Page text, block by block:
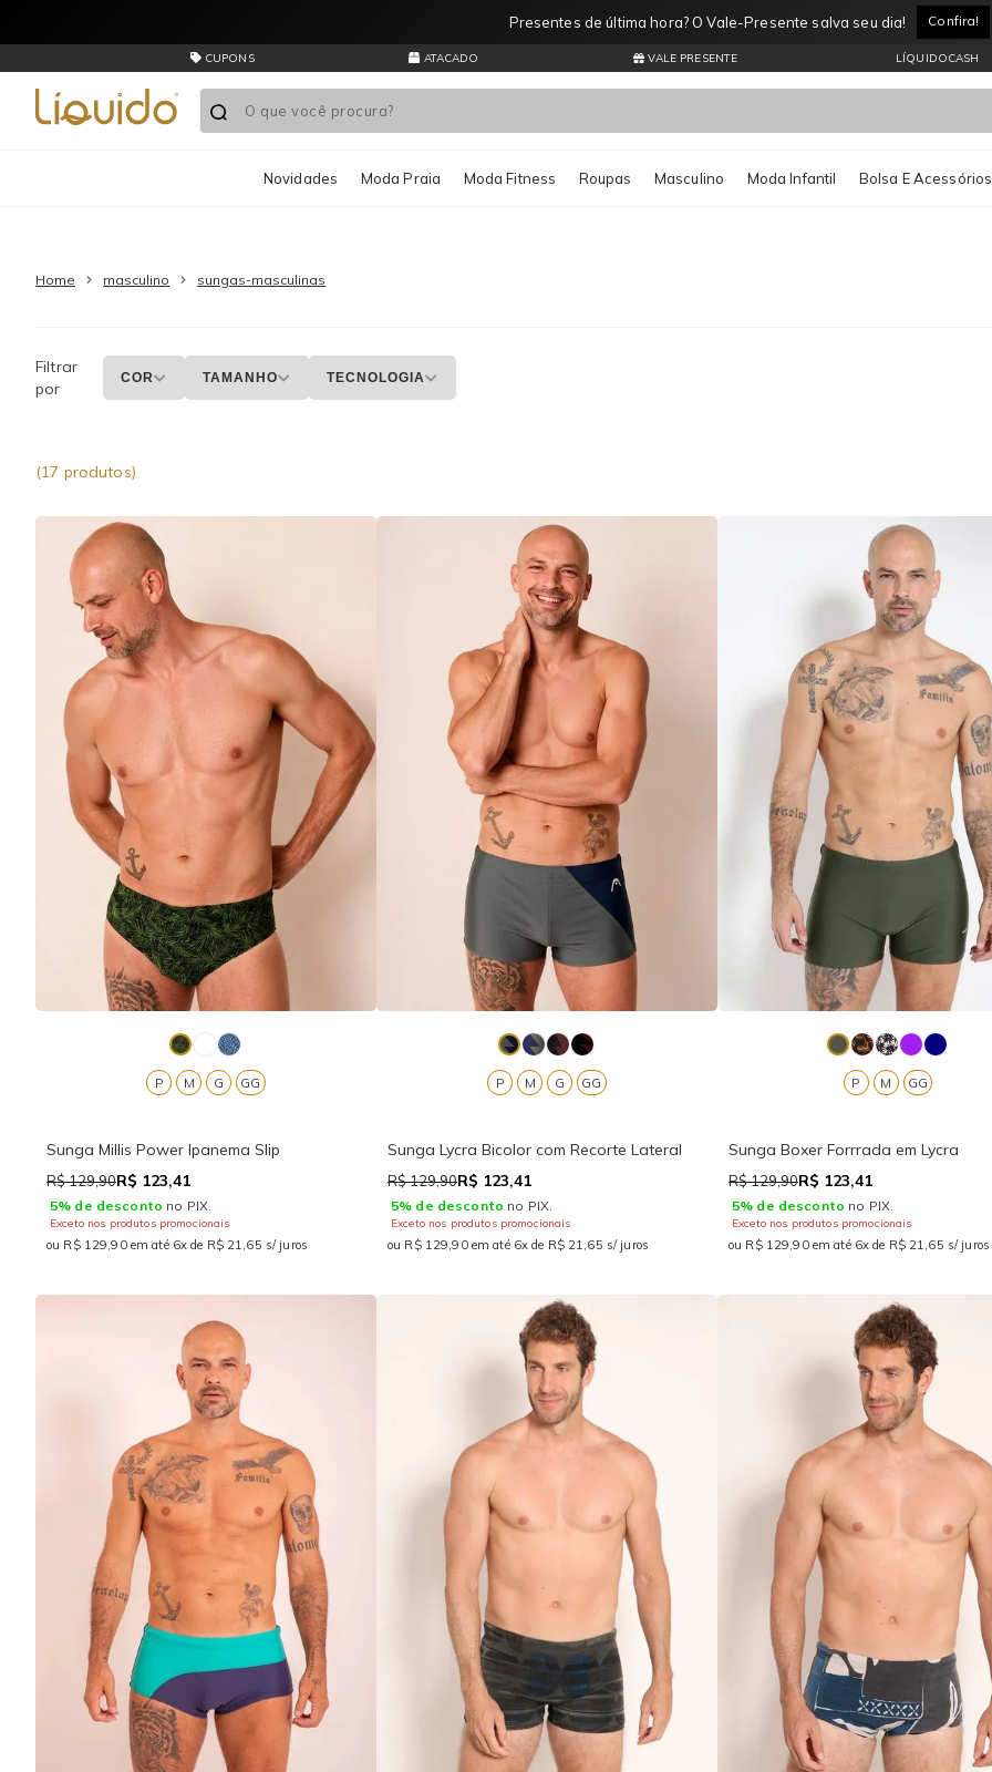
Sungas
Masculinas
Presentes de última hora? O Vale-Presente salva seu dia! Confira!
CUPONS ATACADO VALE PRESENTE LÍQUIDOCASH
Novidades Bolsa E Acessórios
Masculino Moda Infantil
Roupas
Moda Fitness
Moda Praia
Home masculino sungas-masculinas
Filtrar
por
TECNOLOGIA
COR TAMANHO
(17 produtos)
G GG
M
P
Sunga Millis Power Ipanema Slip
R$ 129,90R$ 123,41
5% de desconto no PIX.
Exceto nos produtos promocionais
ou R$ 129,90 em até 6x de R$ 21,65 s/ juros
G GG
M
P
Sunga Lycra Bicolor com Recorte Lateral
R$ 129,90R$ 123,41
5% de desconto no PIX.
Exceto nos produtos promocionais
ou R$ 129,90 em até 6x de R$ 21,65 s/ juros
GG
M
P
Sunga Boxer Forrrada em Lycra
R$ 129,90R$ 123,41
5% de desconto no PIX.
Exceto nos produtos promocionais
ou R$ 129,90 em até 6x de R$ 21,65 s/ juros